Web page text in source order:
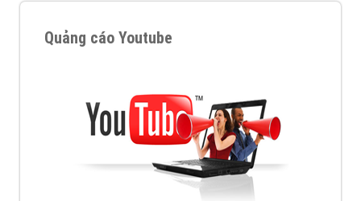
Quảng cáo Youtube